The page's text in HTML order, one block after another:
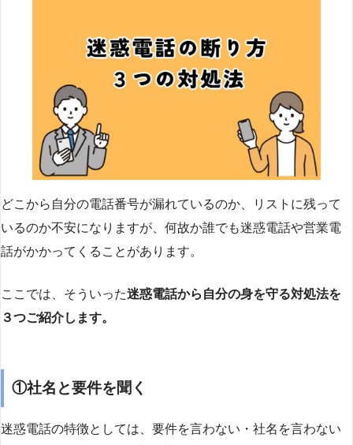
どこから自分の電話番号が漏れているのか、リストに残って
いるのか不安になりますが、何故か誰でも迷惑電話や営業電
話がかかってくることがあります。
ここでは、そういった迷惑電話から自分の身を守る対処法を
３つご紹介します。
①社名と要件を聞く
迷惑電話の特徴としては、要件を言わない・社名を言わない